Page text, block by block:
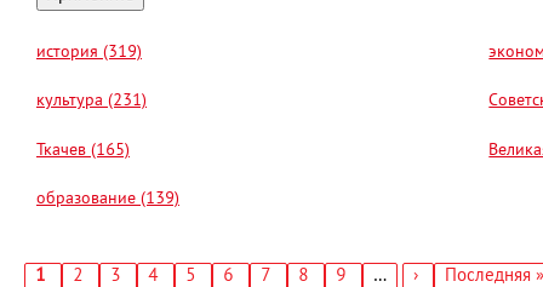
история (319)
культура (231)
Ткачев (165)
образование (139)
Текущая
1 Страница
2 Страница
3 Страница
4 Страница
5 Страница
6 Страница
7 Страница
8 Страница
9 …
Следующая
›
Последняя
Последняя »